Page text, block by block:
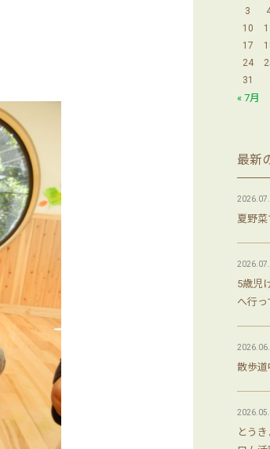
« 7月
3
10
17
24
31
最新
夏野
5歳児
へ行っ
散歩道
とう